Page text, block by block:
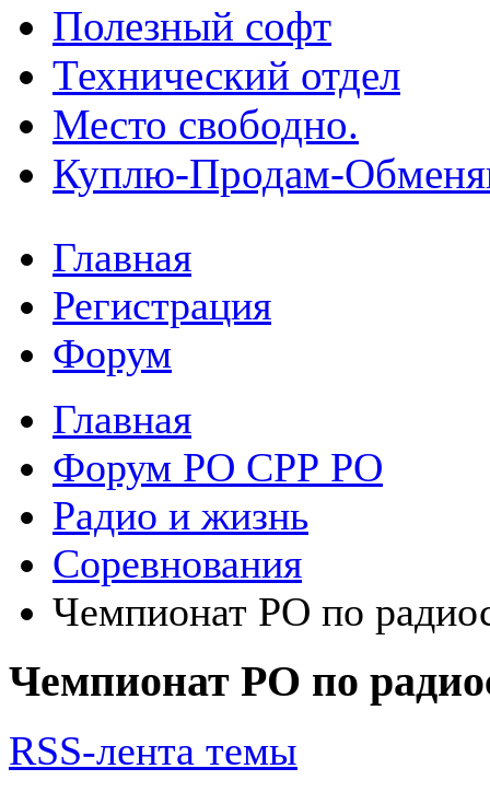
Полезный софт
Технический отдел
Место свободно.
Куплю-Продам-
Главная
Регистрация
Форум
Главная
Форум РО СРР РО
Радио и жизнь
Соревнования
Чемпионат РО по
Чемпионат РО по
RSS-лента темы